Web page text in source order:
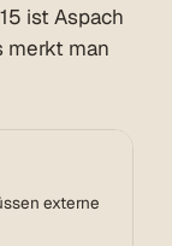
ist Aspach
man
externe